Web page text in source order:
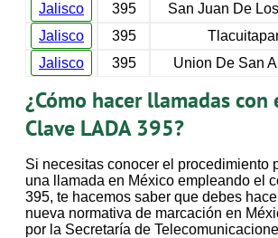
Jalisco
395
San Juan De
Jalisco
395
Jalisco
395 Union De San
¿Cómo hacer llamadas con
Clave LADA 395?
Si necesitas conocer el procedimiento
una llamada en México empleando el
395, te hacemos saber que debes
nueva normativa de marcación en
por la Secretaría de